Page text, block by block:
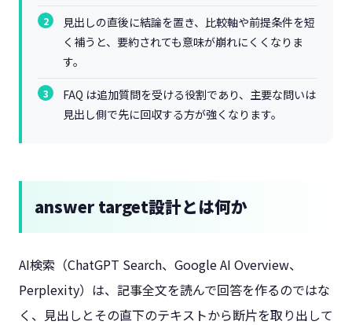
見出しの直後に結論を置き、比較軸や前提条件を短
く補うと、要約されても意味が崩れにくくなりま
す。
FAQ は追加質問を受ける役割であり、主要な問いは
見出し側で先に回収する方が強くなります。
answer target設計とは何か
AI検索（ChatGPT Search、Google AI Overview、
Perplexity）は、記事全文を読んで回答を作るのではな
く、見出しとその直下のテキストから断片を取り出して